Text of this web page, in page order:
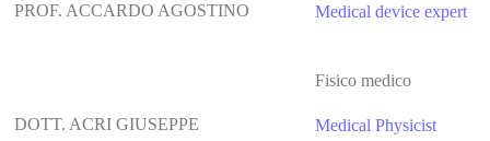
PROF. ACCARDO AGOSTINO Medical device expert
DOTT. ACRI GIUSEPPE
Fisico medico
Medical Physicist